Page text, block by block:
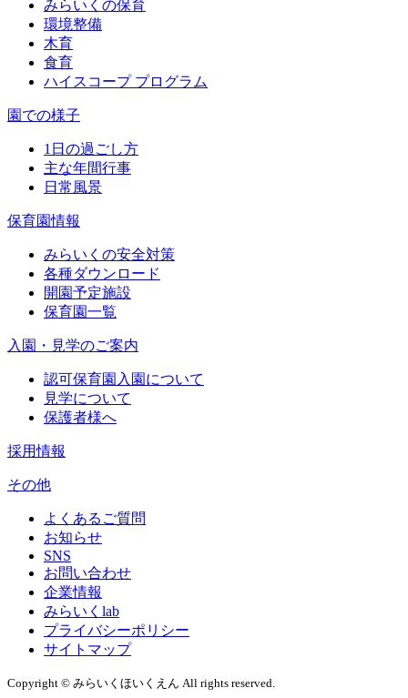
みらいくの保育
環境整備
木育
食育
ハイスコープ プログラム
園での様子
1日の過ごし方
主な年間行事
日常風景
保育園情報
みらいくの安全対策
各種ダウンロード
開園予定施設
保育園一覧
入園・見学のご案内
認可保育園入園について
見学について
保護者様へ
採用情報
その他
よくあるご質問
お知らせ
SNS
お問い合わせ
企業情報
みらいくlab
プライバシーポリシー
サイトマップ
Copyright © みらいくほいくえん All rights reserved.